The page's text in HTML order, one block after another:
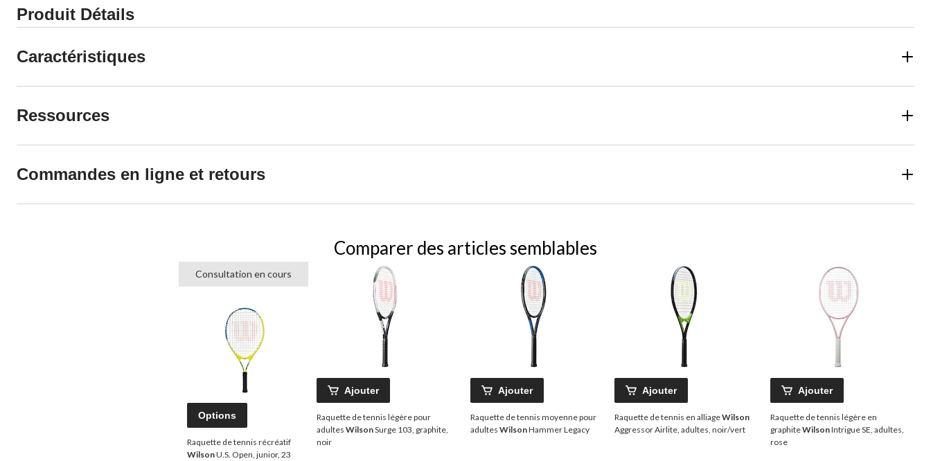
Produit Détails
Caractéristiques
Ressources
Commandes en ligne et retours
Comparer des articles semblables
Consultation en cours
Options
Raquette de tennis récréatif
WilsonU.S. Open, junior, 23
Ajouter
Raquette de tennis légère pour
adultes WilsonSurge 103, graphite,
noir
Ajouter
Raquette de tennis moyenne pour
adultes WilsonHammer Legacy
Ajouter
Raquette de tennis en alliageWilson
Aggressor Airlite, adultes, noir/vert
Ajouter
Raquette de tennis légère en
graphiteWilsonIntrigue SE, adultes,
rose